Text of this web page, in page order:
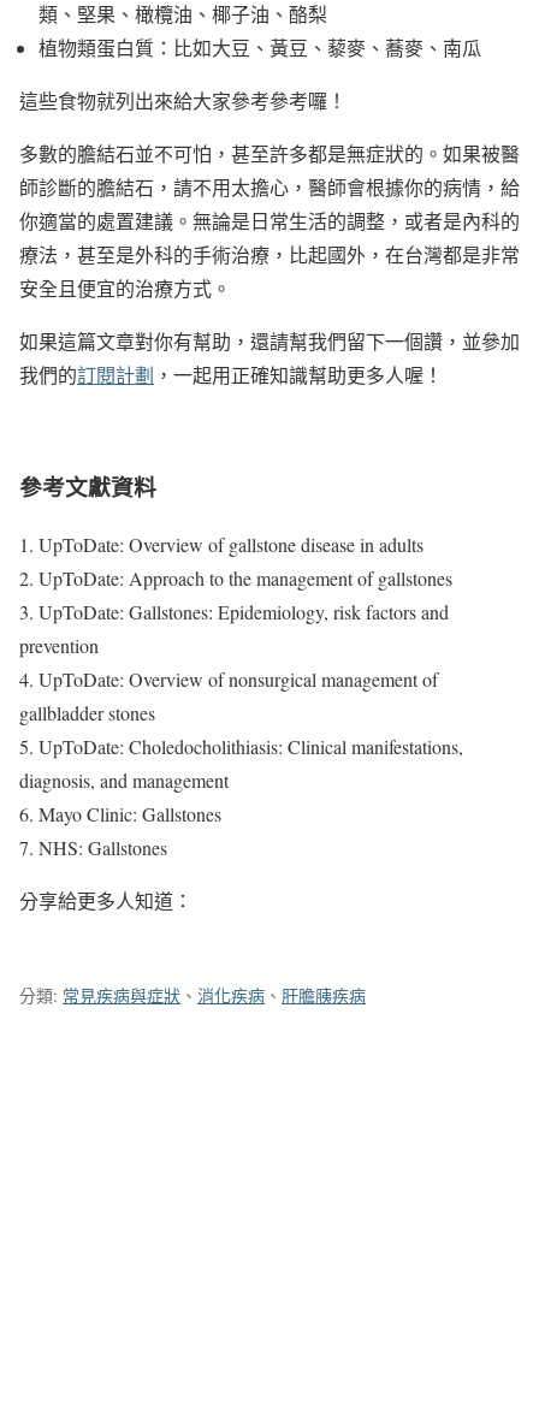
類、堅果、橄欖油、椰子油、酪梨
植物類蛋白質：比如大豆、黃豆、藜麥、蕎麥、南瓜
這些食物就列出來給大家參考參考囉！
多數的膽結石並不可怕，甚至許多都是無症狀的。如果被醫
師診斷的膽結石，請不用太擔心，醫師會根據你的病情，給
你適當的處置建議。無論是日常生活的調整，或者是內科的
療法，甚至是外科的手術治療，比起國外，在台灣都是非常
安全且便宜的治療方式。
如果這篇文章對你有幫助，還請幫我們留下一個讚，並參加
我們的訂閱計劃 ，一起用正確知識幫助更多人喔！
參考文獻資料
1. UpToDate: Overview of gallstone disease in adults
2. UpToDate: Approach to the management of gallstones
3. UpToDate: Gallstones: Epidemiology, risk factors and
prevention
4. UpToDate: Overview of nonsurgical management of
gallbladder stones
5. UpToDate: Choledocholithiasis: Clinical manifestations,
diagnosis, and management
6. Mayo Clinic: Gallstones
7. NHS: Gallstones
分享給更多人知道：
分類: 常見疾病與症狀 、 消化疾病 、 肝膽胰疾病